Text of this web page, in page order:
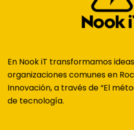
En Nook iT transformamos
organizaciones comunes en
Innovación, a través de “El
de tecnología.